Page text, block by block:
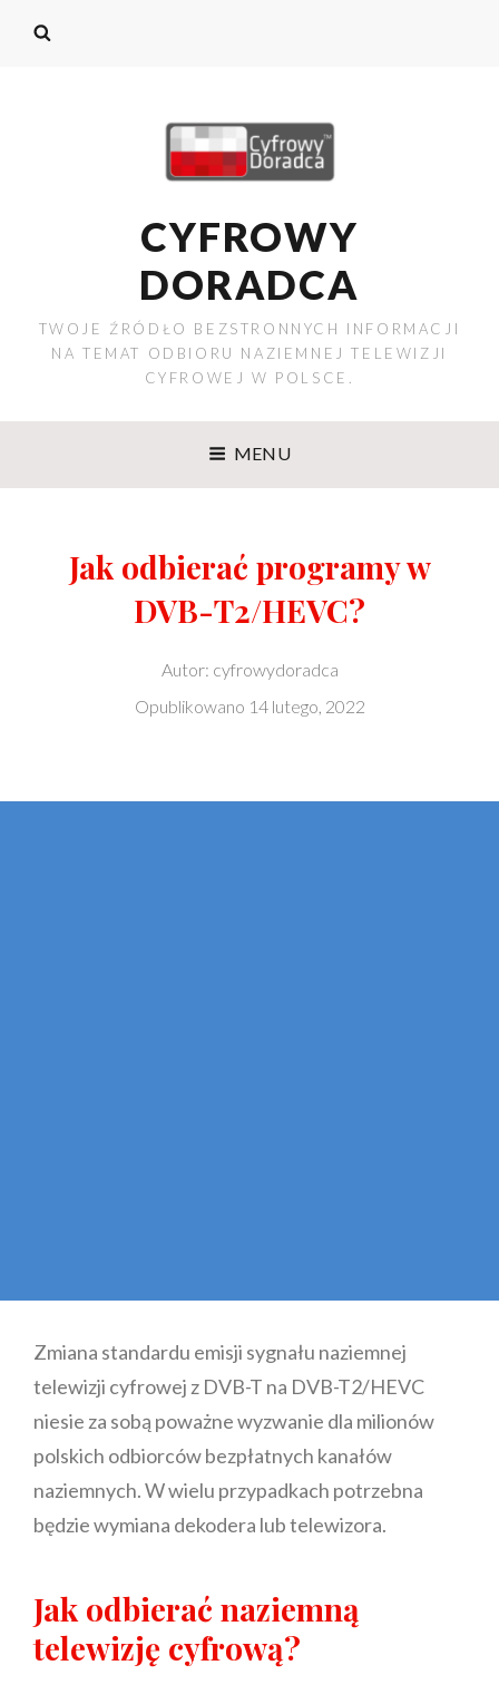
CYFROWY
DORADCA
TWOJE ŹRÓDŁO BEZSTRONNYCH INFORMACJI
NA TEMAT ODBIORU NAZIEMNEJ TELEWIZJI
CYFROWEJ W POLSCE.
MENU
Jak odbierać programy w
DVB-T2/HEVC?
Autor: cyfrowydoradca
Opublikowano 14 lutego, 2022
Zmiana standardu emisji sygnału naziemnej
telewizji cyfrowej z DVB-T na DVB-T2/HEVC
niesie za sobą poważne wyzwanie dla milionów
polskich odbiorców bezpłatnych kanałów
naziemnych. W wielu przypadkach potrzebna
będzie wymiana dekodera lub telewizora.
Jak odbierać naziemną
telewizję cyfrową?